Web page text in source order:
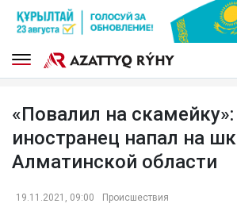
«Повалил на скамейку»:
иностранец напал на
Алматинской области
19.11.2021, 09:00 Происшествия